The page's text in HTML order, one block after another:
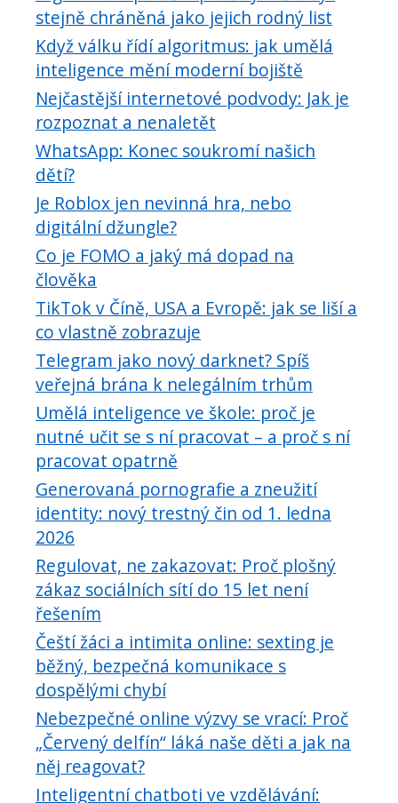
stejně chráněná jako jejich rodný list
Když válku řídí algoritmus: jak umělá
inteligence mění moderní bojiště
Nejčastější internetové podvody: Jak je
rozpoznat a nenaletět
WhatsApp: Konec soukromí našich
dětí?
Je Roblox jen nevinná hra, nebo
digitální džungle?
Co je FOMO a jaký má dopad na
člověka
TikTok v Číně, USA a Evropě: jak se liší a
co vlastně zobrazuje
Telegram jako nový darknet? Spíš
veřejná brána k nelegálním trhům
Umělá inteligence ve škole: proč je
nutné učit se s ní pracovat – a proč s ní
pracovat opatrně
Generovaná pornografie a zneužití
identity: nový trestný čin od 1. ledna
2026
Regulovat, ne zakazovat: Proč plošný
zákaz sociálních sítí do 15 let není
řešením
Čeští žáci a intimita online: sexting je
běžný, bezpečná komunikace s
dospělými chybí
Nebezpečné online výzvy se vrací: Proč
„Červený delfín“ láká naše děti a jak na
něj reagovat?
Inteligentní chatboti ve vzdělávání: